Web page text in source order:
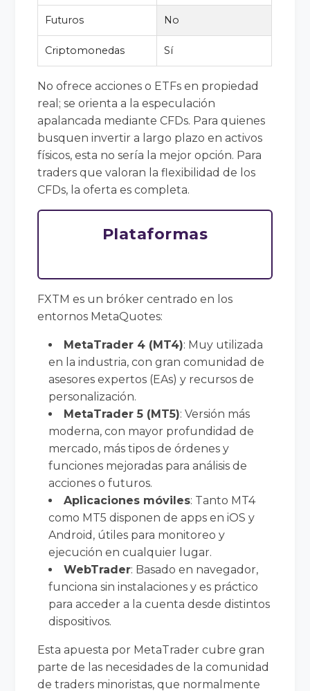
Futuros No
Criptomonedas Sí
No ofrece acciones o ETFs en propiedad
real; se orienta a la especulación
apalancada mediante CFDs. Para quienes
busquen invertir a largo plazo en activos
físicos, esta no sería la mejor opción. Para
traders que valoran la flexibilidad de los
CFDs, la oferta es completa.
Plataformas
FXTM es un bróker centrado en los
entornos MetaQuotes:
MetaTrader 4 (MT4): Muy utilizada
en la industria, con gran comunidad de
asesores expertos (EAs) y recursos de
personalización.
MetaTrader 5 (MT5): Versión más
moderna, con mayor profundidad de
mercado, más tipos de órdenes y
funciones mejoradas para análisis de
acciones o futuros.
Aplicaciones móviles: Tanto MT4
como MT5 disponen de apps en iOS y
Android, útiles para monitoreo y
ejecución en cualquier lugar.
WebTrader: Basado en navegador,
funciona sin instalaciones y es práctico
para acceder a la cuenta desde distintos
dispositivos.
Esta apuesta por MetaTrader cubre gran
parte de las necesidades de la comunidad
de traders minoristas, que normalmente